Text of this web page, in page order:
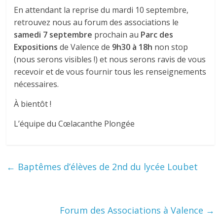
En attendant la reprise du mardi 10 septembre,
retrouvez nous au forum des associations le
samedi 7 septembre prochain au Parc des
Expositions de Valence de 9h30 à 18h non stop
(nous serons visibles !) et nous serons ravis de vous
recevoir et de vous fournir tous les renseignements
nécessaires.
À bientôt !
L’équipe du Cœlacanthe Plongée
← Baptêmes d’élèves de 2nd du lycée Loubet
Forum des Associations à Valence →